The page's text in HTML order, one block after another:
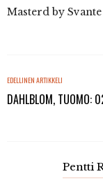
Masterd by
EDELLINEN ARTIKKELI
DAHLBLOM, TUOMO:
Pentti